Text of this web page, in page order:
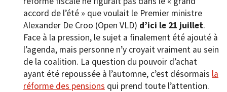
accord de l’été » que voulait le Premier ministre
Alexander De Croo (Open VLD) d’ici le 21 juillet.
Face à la pression, le sujet a finalement été ajouté à
l’agenda, mais personne n’y croyait vraiment au sein
de la coalition. La question du pouvoir d’achat
ayant été repoussée à l’automne, c’est désormais la
réforme des pensions qui prend toute l’attention.